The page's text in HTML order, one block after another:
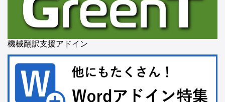
機械翻訳支援アドイン